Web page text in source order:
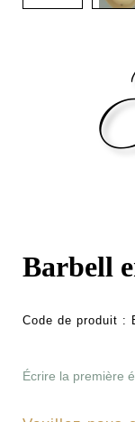
Barbell
Code de produit :
Écrire la première